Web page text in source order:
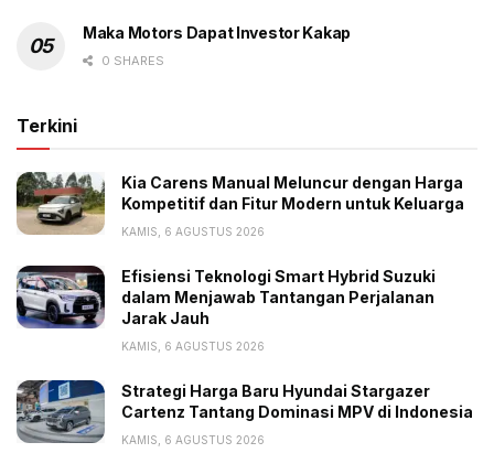
Maka Motors Dapat Investor Kakap
0 SHARES
Terkini
Kia Carens Manual Meluncur dengan Harga
Kompetitif dan Fitur Modern untuk Keluarga
KAMIS, 6 AGUSTUS 2026
Efisiensi Teknologi Smart Hybrid Suzuki
dalam Menjawab Tantangan Perjalanan
Jarak Jauh
KAMIS, 6 AGUSTUS 2026
Strategi Harga Baru Hyundai Stargazer
Cartenz Tantang Dominasi MPV di Indonesia
KAMIS, 6 AGUSTUS 2026